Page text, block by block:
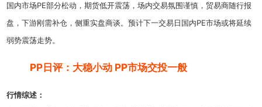
国内市场PE部分松动，期货低开震荡，场内交易氛围谨慎，贸易商随行报
盘，下游刚需补仓，侧重实盘商谈。预计下一交易日国内PE市场或将延续
弱势震荡走势。
PP日评：大稳小动 PP市场交投一般
行情综述：